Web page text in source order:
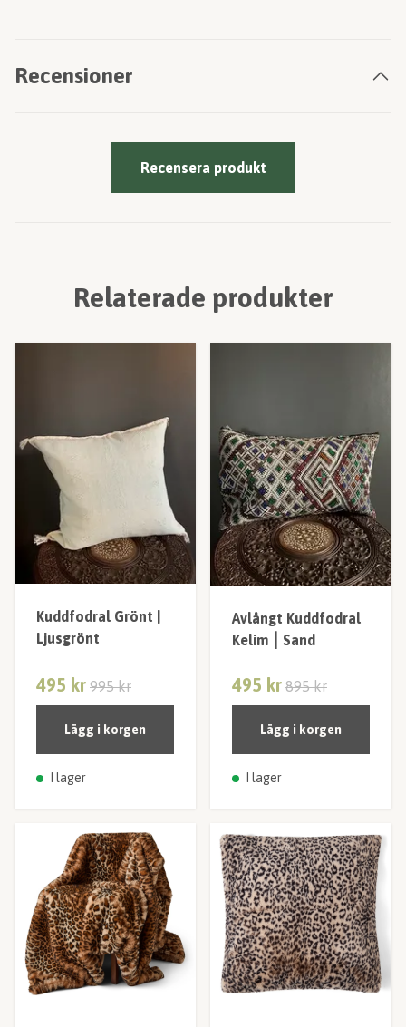
Recensioner
Recensera produkt
Relaterade produkter
Kuddfodral Grönt |
Ljusgrönt
495 kr 995 kr
Lägg i korgen
I lager
Avlångt Kuddfodral
Kelim ⎮ Sand
495 kr 895 kr
Lägg i korgen
I lager